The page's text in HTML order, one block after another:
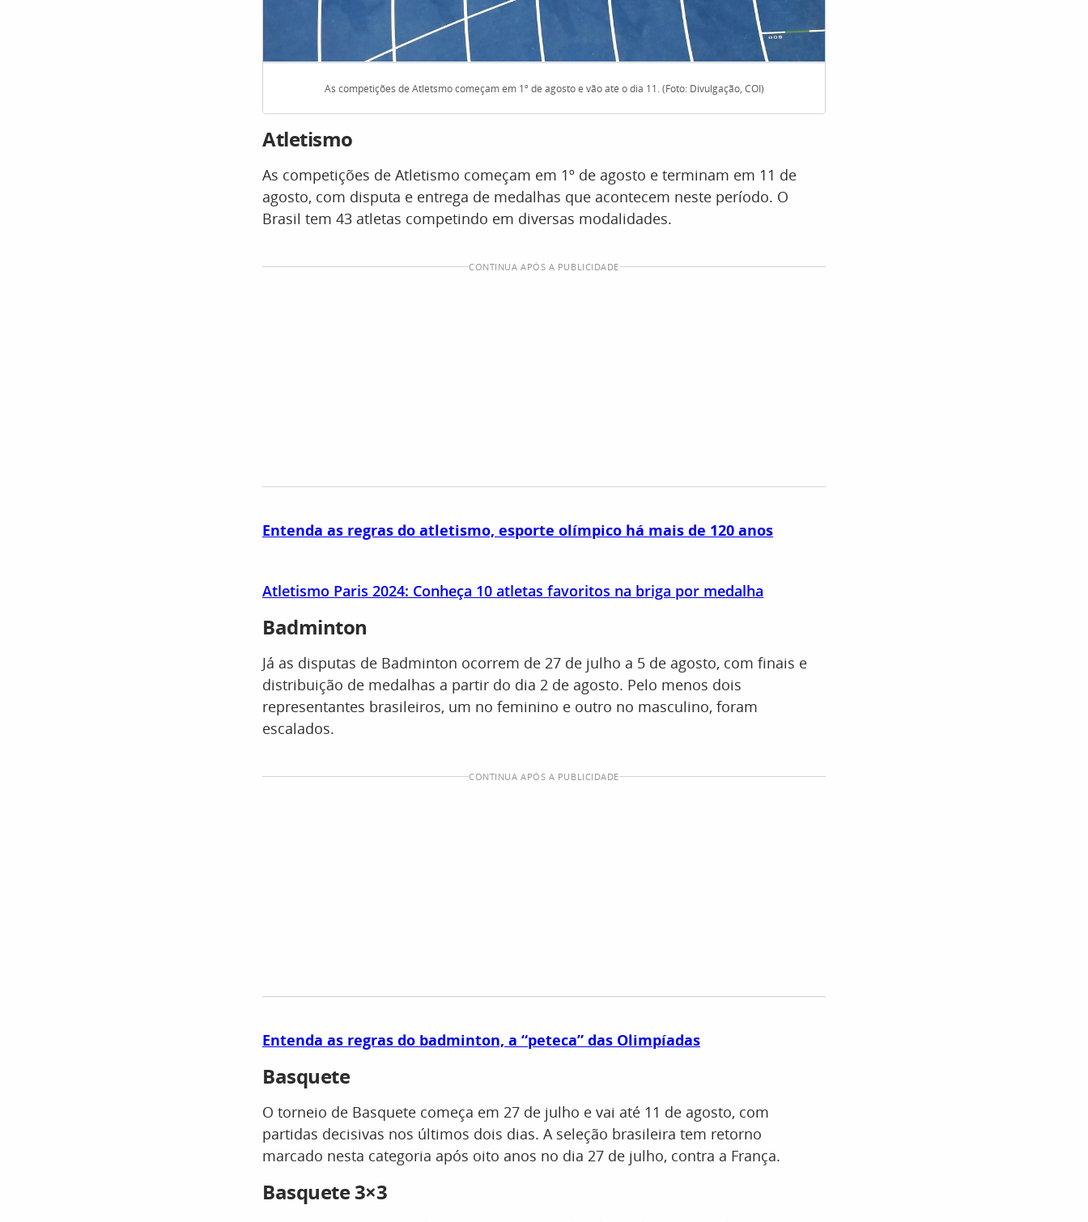
As competições de Atletsmo começam em 1º de agosto e vão até o dia 11. (Foto: Divulgação, COI)
Atletismo
As competições de Atletismo começam em 1º de agosto e terminam em 11 de
agosto, com disputa e entrega de medalhas que acontecem neste período. O
Brasil tem 43 atletas competindo em diversas modalidades.
CONTINUA APÓS A PUBLICIDADE
Entenda as regras do atletismo, esporte olímpico há mais de 120 anos
Atletismo Paris 2024: Conheça 10 atletas favoritos na briga por medalha
Badminton
Já as disputas de Badminton ocorrem de 27 de julho a 5 de agosto, com finais e
distribuição de medalhas a partir do dia 2 de agosto. Pelo menos dois
representantes brasileiros, um no feminino e outro no masculino, foram
escalados.
CONTINUA APÓS A PUBLICIDADE
Entenda as regras do badminton, a “peteca” das Olimpíadas
Basquete
O torneio de Basquete começa em 27 de julho e vai até 11 de agosto, com
partidas decisivas nos últimos dois dias. A seleção brasileira tem retorno
marcado nesta categoria após oito anos no dia 27 de julho, contra a França.
Basquete 3×3